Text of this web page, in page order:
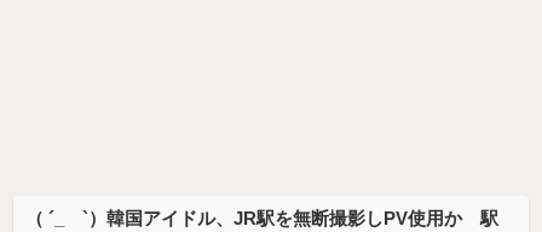
（ ´_ゝ`）韓国アイドル、JR駅を無断撮影しPV使用か 駅